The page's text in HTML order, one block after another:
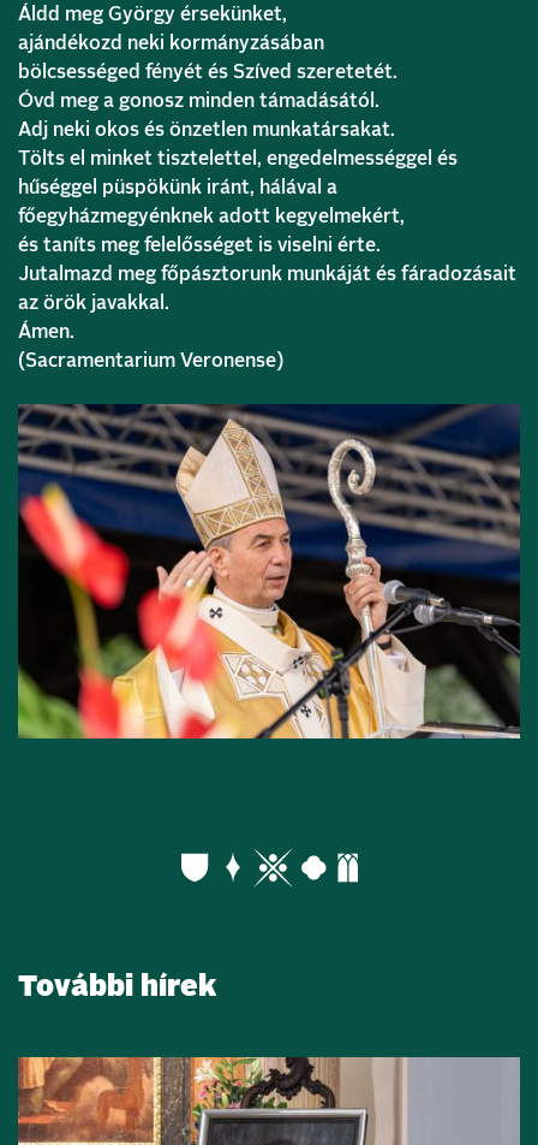
Áldd meg György érsekünket,
ajándékozd neki kormányzásában
bölcsességed fényét és Szíved szeretetét.
Óvd meg a gonosz minden támadásától.
Adj neki okos és önzetlen munkatársakat.
Tölts el minket tisztelettel, engedelmességgel és
hűséggel püspökünk iránt, hálával a
főegyházmegyénknek adott kegyelmekért,
és taníts meg felelősséget is viselni érte.
Jutalmazd meg főpásztorunk munkáját és fáradozásait
az örök javakkal.
Ámen.
(Sacramentarium Veronense)
További hírek